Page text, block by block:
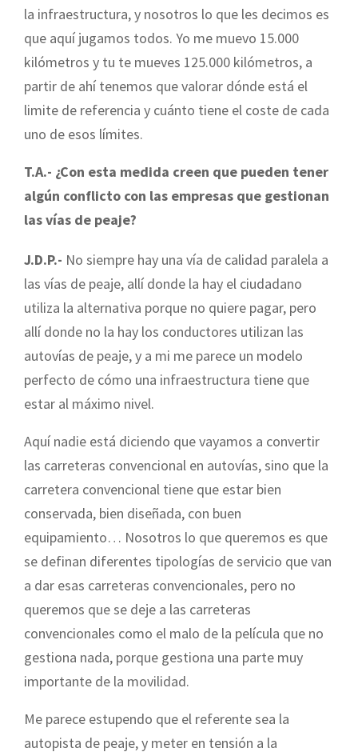
la infraestructura, y nosotros lo que les decimos es
que aquí jugamos todos. Yo me muevo 15.000
kilómetros y tu te mueves 125.000 kilómetros, a
partir de ahí tenemos que valorar dónde está el
limite de referencia y cuánto tiene el coste de cada
uno de esos límites.
T.A.- ¿Con esta medida creen que pueden tener
algún conflicto con las empresas que gestionan
las vías de peaje?
J.D.P.- No siempre hay una vía de calidad paralela a
las vías de peaje, allí donde la hay el ciudadano
utiliza la alternativa porque no quiere pagar, pero
allí donde no la hay los conductores utilizan las
autovías de peaje, y a mi me parece un modelo
perfecto de cómo una infraestructura tiene que
estar al máximo nivel.
Aquí nadie está diciendo que vayamos a convertir
las carreteras convencional en autovías, sino que la
carretera convencional tiene que estar bien
conservada, bien diseñada, con buen
equipamiento… Nosotros lo que queremos es que
se definan diferentes tipologías de servicio que van
a dar esas carreteras convencionales, pero no
queremos que se deje a las carreteras
convencionales como el malo de la película que no
gestiona nada, porque gestiona una parte muy
importante de la movilidad.
Me parece estupendo que el referente sea la
autopista de peaje, y meter en tensión a la